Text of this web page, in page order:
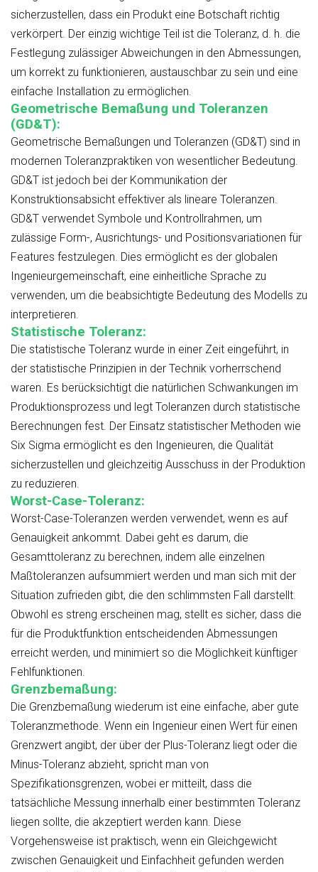
sicherzustellen, dass ein Produkt eine Botschaft richtig
verkörpert. Der einzig wichtige Teil ist die Toleranz, d. h. die
Festlegung zulässiger Abweichungen in den Abmessungen,
um korrekt zu funktionieren, austauschbar zu sein und eine
einfache Installation zu ermöglichen.
Geometrische Bemaßung und Toleranzen
(GD&T):
Geometrische Bemaßungen und Toleranzen (GD&T) sind in
modernen Toleranzpraktiken von wesentlicher Bedeutung.
GD&T ist jedoch bei der Kommunikation der
Konstruktionsabsicht effektiver als lineare Toleranzen.
GD&T verwendet Symbole und Kontrollrahmen, um
zulässige Form-, Ausrichtungs- und Positionsvariationen für
Features festzulegen. Dies ermöglicht es der globalen
Ingenieurgemeinschaft, eine einheitliche Sprache zu
verwenden, um die beabsichtigte Bedeutung des Modells zu
interpretieren.
Statistische Toleranz:
Die statistische Toleranz wurde in einer Zeit eingeführt, in
der statistische Prinzipien in der Technik vorherrschend
waren. Es berücksichtigt die natürlichen Schwankungen im
Produktionsprozess und legt Toleranzen durch statistische
Berechnungen fest. Der Einsatz statistischer Methoden wie
Six Sigma ermöglicht es den Ingenieuren, die Qualität
sicherzustellen und gleichzeitig Ausschuss in der Produktion
zu reduzieren.
Worst-Case-Toleranz:
Worst-Case-Toleranzen werden verwendet, wenn es auf
Genauigkeit ankommt. Dabei geht es darum, die
Gesamttoleranz zu berechnen, indem alle einzelnen
Maßtoleranzen aufsummiert werden und man sich mit der
Situation zufrieden gibt, die den schlimmsten Fall darstellt.
Obwohl es streng erscheinen mag, stellt es sicher, dass die
für die Produktfunktion entscheidenden Abmessungen
erreicht werden, und minimiert so die Möglichkeit künftiger
Fehlfunktionen.
Grenzbemaßung:
Die Grenzbemaßung wiederum ist eine einfache, aber gute
Toleranzmethode. Wenn ein Ingenieur einen Wert für einen
Grenzwert angibt, der über der Plus-Toleranz liegt oder die
Minus-Toleranz abzieht, spricht man von
Spezifikationsgrenzen, wobei er mitteilt, dass die
tatsächliche Messung innerhalb einer bestimmten Toleranz
liegen sollte, die akzeptiert werden kann. Diese
Vorgehensweise ist praktisch, wenn ein Gleichgewicht
zwischen Genauigkeit und Einfachheit gefunden werden